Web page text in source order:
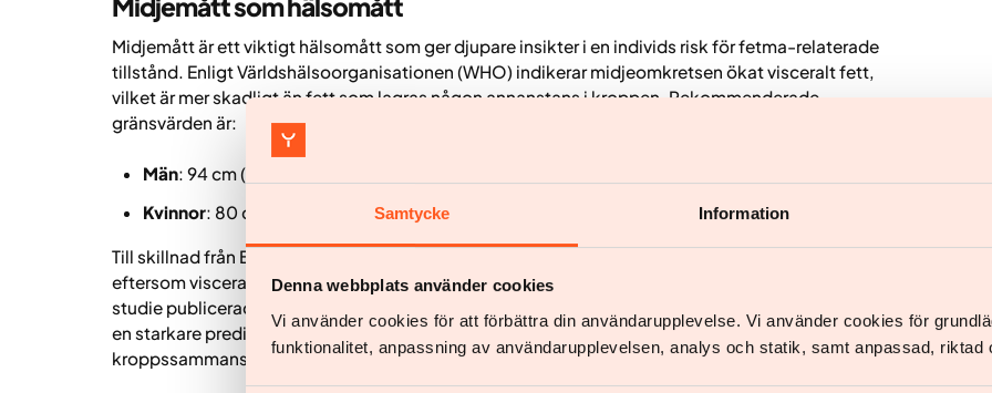
Samtycke Information
Denna webbplats använder cookies
Vi använder cookies för att förbättra din användarupplevelse. Vi använder cookies för
funktionalitet, anpassning av användarupplevelsen, analys och statik, samt anpassad, riktad
Midjemått är ett viktigt hälsomått som ger djupare insikter i en individs risk för fetma-relaterade
tillstånd. Enligt Världshälsoorganisationen (WHO) indikerar midjeomkretsen ökat visceralt fett,
vilket är mer skadligt än fett som lagras någon annanstans i kroppen. Rekommenderade
gränsvärden är:
Män: 94 cm (37 tum) eller mer
Kvinnor: 80 cm (31,5 tum) eller mer
Till skillnad från BMI står midjeomkretsen för fettfördelningen. Denna distinktion är avgörande
eftersom visceralt fett, som ligger runt bukorgan, är starkt kopplat till metaboliska sjukdomar. En
studie publicerad i Journal of the American Medical Association (JAMA) fann att midjeomkretsen var
en starkare prediktor för dödlighet än BMI. Detta understryker vikten av att överväga
kroppssammansättning och fettfördelning vid bedömning av hälsorisker.